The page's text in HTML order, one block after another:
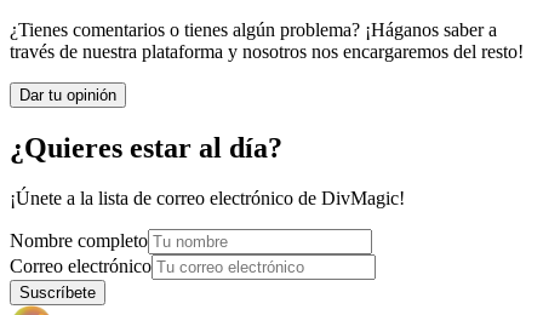
¿Tienes comentarios o tienes algún problema? ¡Háganos saber a
través de nuestra plataforma y nosotros nos encargaremos del resto!
Dar tu opinión
¿Quieres estar al día?
¡Únete a la lista de correo electrónico de DivMagic!
Nombre completo
Correo electrónico
Suscríbete